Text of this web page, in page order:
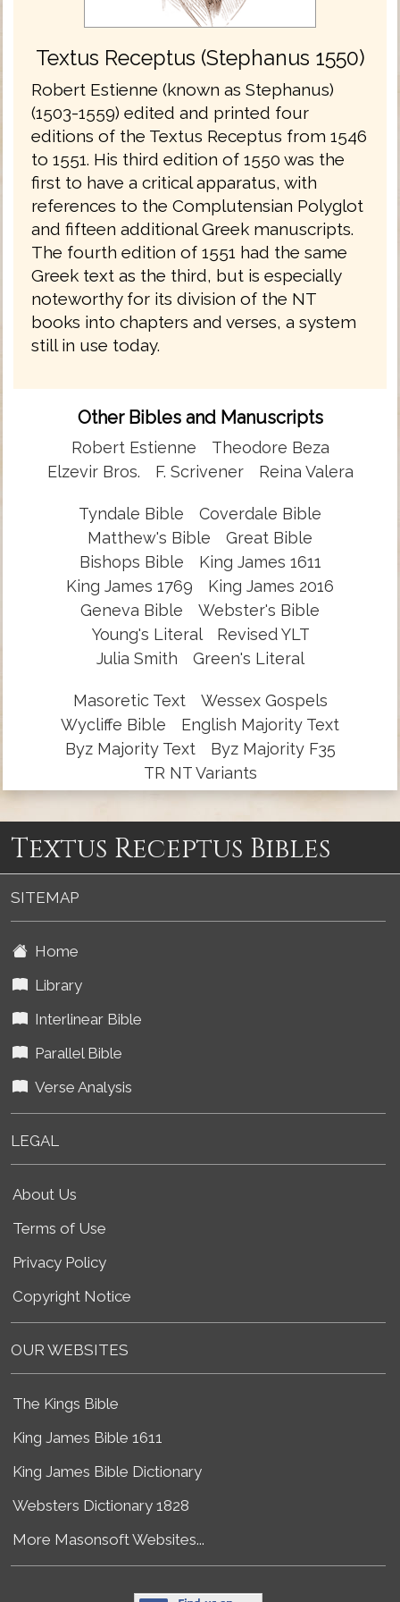
Textus Receptus (Stephanus 1550)
Robert Estienne (known as Stephanus)
(1503-1559) edited and printed four
editions of the Textus Receptus from 1546
to 1551. His third edition of 1550 was the
first to have a critical apparatus, with
references to the Complutensian Polyglot
and fifteen additional Greek manuscripts.
The fourth edition of 1551 had the same
Greek text as the third, but is especially
noteworthy for its division of the NT
books into chapters and verses, a system
still in use today.
Other Bibles and Manuscripts
Robert Estienne
Theodore Beza
Elzevir Bros.
F. Scrivener Reina Valera
Tyndale Bible
Coverdale Bible
Matthew's Bible
Great Bible
Bishops Bible
King James 1611
King James 1769
King James 2016
Geneva Bible
Webster's Bible
Young's Literal
Revised YLT
Julia Smith
Green's Literal
Masoretic Text
Wessex Gospels
Wycliffe Bible
English Majority Text
Byz Majority Text
Byz Majority F35
TR NT Variants
Textus Receptus Bibles
SITEMAP
Home
Library
Interlinear Bible
Parallel Bible
Verse Analysis
LEGAL
About Us
Terms of Use
Privacy Policy
Copyright Notice
OUR WEBSITES
The Kings Bible
King James Bible 1611
King James Bible Dictionary
Websters Dictionary 1828
More Masonsoft Websites...